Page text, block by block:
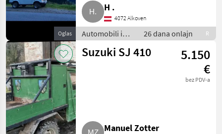
(18)
MARKETPLACE
Marketplace
Ponude
trgovaca
Oglasi
Oglas
H .
4072 Alkoven
Automobili i
motocikli /
Limuzine
26 dana onlajn R
Suzuki SJ 410
5.150
€
bez PDV-a
Manuel Zotter